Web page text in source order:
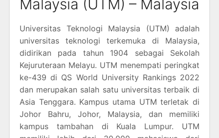
Malaysia (UTM) – Malaysia
Universitas Teknologi Malaysia (UTM) adalah
universitas teknologi terkemuka di Malaysia,
didirikan pada tahun 1904 sebagai Sekolah
Kejuruteraan Melayu. UTM menempati peringkat
ke-439 di QS World University Rankings 2022
dan merupakan salah satu universitas terbaik di
Asia Tenggara. Kampus utama UTM terletak di
Johor Bahru, Johor, Malaysia, dan memiliki
kampus tambahan di Kuala Lumpur. UTM